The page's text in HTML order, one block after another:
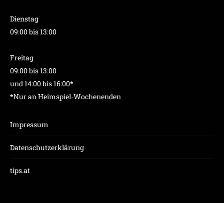
Dienstag
09:00 bis 13:00
Freitag
09:00 bis 13:00
und 14:00 bis 16:00*
*Nur an Heimspiel-Wochenenden
Impressum
Datenschutzerklärung
tips.at